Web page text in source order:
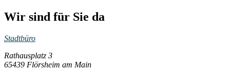
Wir sind für Sie da
Stadtbüro
Rathausplatz 3
65439 Flörsheim am Main